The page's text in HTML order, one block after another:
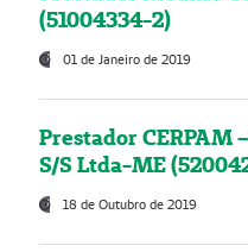
(51004334-2)
01 de Janeiro de 2019
Prestador CERPAM
S/S Ltda-ME
18 de Outubro de 2019